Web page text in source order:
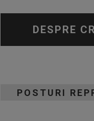
DESPRE
POSTURI